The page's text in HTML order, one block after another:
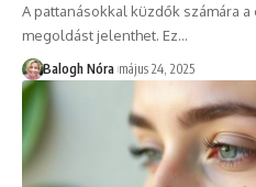
A pattanásokkal küzdők számára
megoldást jelenthet. Ez…
Balogh Nóra május 24, 2025